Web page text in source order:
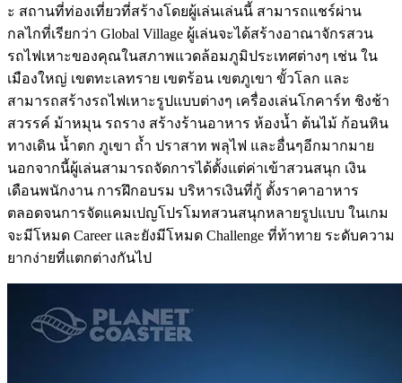
ะ สถานที่ท่องเที่ยวที่สร้างโดยผู้เล่นเล่นนี้ สามารถแชร์ผ่าน
กลไกที่เรียกว่า Global Village ผู้เล่นจะได้สร้างอาณาจักรสวน
รถไฟเหาะของคุณในสภาพแวดล้อมภูมิประเทศต่างๆ เช่น ใน
เมืองใหญ่ เขตทะเลทราย เขตร้อน เขตภูเขา ขั้วโลก และ
สามารถสร้างรถไฟเหาะรูปแบบต่างๆ เครื่องเล่นโกคาร์ท ชิงช้า
สวรรค์ ม้าหมุน รถราง สร้างร้านอาหาร ห้องน้ำ ต้นไม้ ก้อนหิน
ทางเดิน น้ำตก ภูเขา ถ้ำ ปราสาท พลุไฟ และอื่นๆอีกมากมาย
นอกจากนี้ผู้เล่นสามารถจัดการได้ตั้งแต่ค่าเข้าสวนสนุก เงิน
เดือนพนักงาน การฝึกอบรม บริหารเงินที่กู้ ตั้งราคาอาหาร
ตลอดจนการจัดแคมเปญโปรโมทสวนสนุกหลายรูปแบบ ในเกม
จะมีโหมด Career และยังมีโหมด Challenge ที่ท้าทาย ระดับความ
ยากง่ายที่แตกต่างกันไป